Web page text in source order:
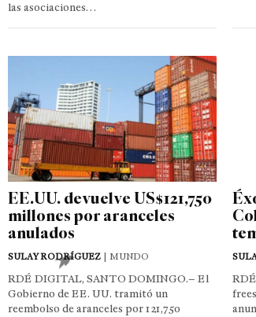
las asociaciones…
EE.UU. devuelve US$121,750
millones por aranceles
anulados
SULAY RODRÍGUEZ | MUNDO
RDÉ DIGITAL, SANTO DOMINGO.– El
Gobierno de EE. UU. tramitó un
reembolso de aranceles por 121,750